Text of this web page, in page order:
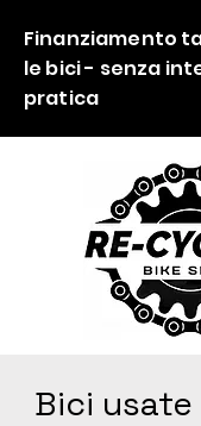
Finanziamento
le bici - senza
pratica
Bici usate